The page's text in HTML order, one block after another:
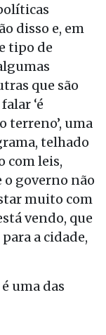
disso e, em
tipo de
que são
‘é
uma
telhado
com leis,
o governo não
muito com
vendo, que
a cidade,
uma das